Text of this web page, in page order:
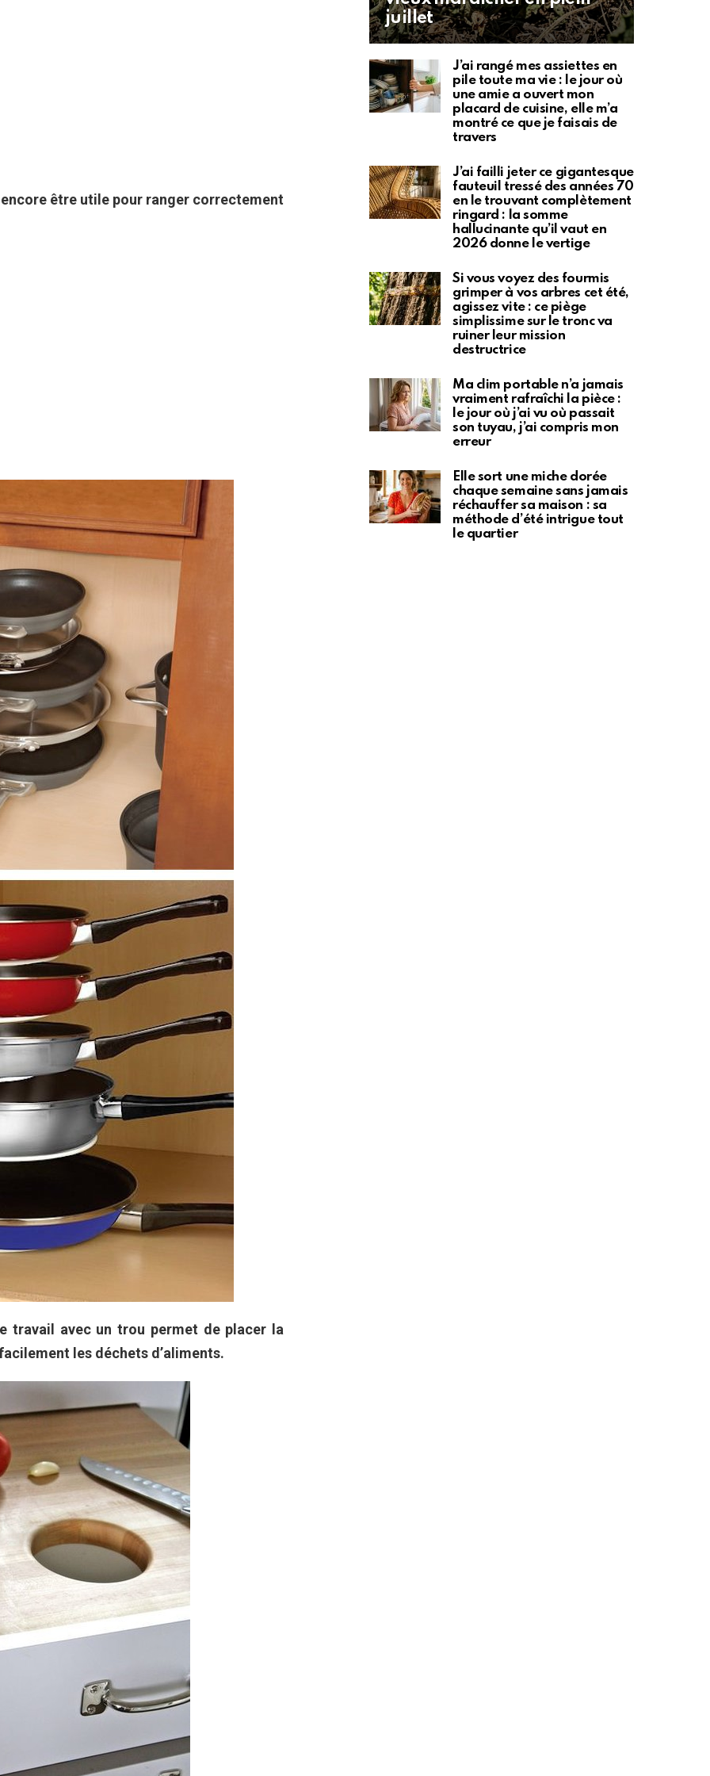
être utile pour ranger correctement
travail avec un trou permet de placer la
les déchets d’aliments.
juillet
J’ai rangé mes assiettes en
pile toute ma vie : le jour où
une amie a ouvert mon
placard de cuisine, elle m’a
montré ce que je faisais de
travers
J’ai failli jeter ce gigantesque
fauteuil tressé des années 70
en le trouvant complètement
ringard : la somme
hallucinante qu’il vaut en
2026 donne le vertige
Si vous voyez des fourmis
grimper à vos arbres cet été,
agissez vite : ce piège
simplissime sur le tronc va
ruiner leur mission
destructrice
Ma clim portable n’a jamais
vraiment rafraîchi la pièce :
le jour où j’ai vu où passait
son tuyau, j’ai compris mon
erreur
Elle sort une miche dorée
chaque semaine sans jamais
réchauffer sa maison : sa
méthode d’été intrigue tout
le quartier